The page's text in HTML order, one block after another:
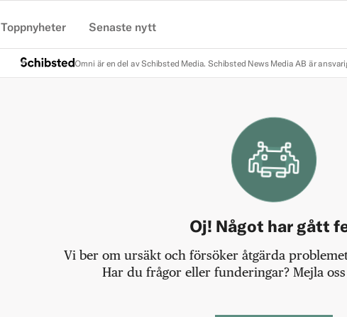
Toppnyheter Senaste nytt
Omni är en del av Schibsted Media. Schibsted News Media AB är
Oj! Något har gått
Vi ber om ursäkt och försöker åtgärda
Har du frågor eller funderingar? Mejla